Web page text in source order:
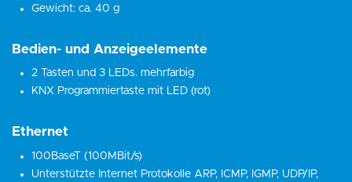
Gewicht: ca. 40 g
Bedien- und Anzeigeelemente
2 Tasten und 3 LEDs. mehrfarbig
KNX Programmiertaste mit LED (rot)
Ethernet
100BaseT (100MBit/s)
Unterstützte Internet Protokolle ARP, ICMP, IGMP, UDP/IP,